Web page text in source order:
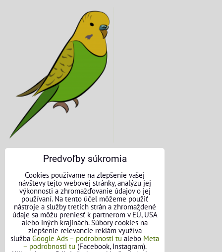
O nás
Kontakt
Požičovňa náradia
Názory našich zákazníkov
Predvoľby súkromia
Cookies používame na zlepšenie vašej
návštevy tejto webovej stránky, analýzu jej
výkonnosti a zhromažďovanie údajov o jej
používaní. Na tento účel môžeme použiť
nástroje a služby tretích strán a zhromaždené
údaje sa môžu preniesť k partnerom v EÚ, USA
alebo iných krajinách. Súbory cookies na
zlepšenie relevancie reklám využíva
služba Google Ads – podrobnosti tu alebo Meta
– podrobnosti tu (Facebook, Instagram).